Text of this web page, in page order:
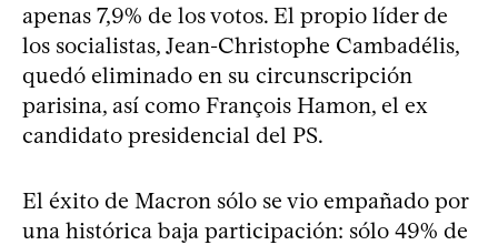
apenas 7,9% de los votos. El propio líder de
los socialistas, Jean-Christophe Cambadélis,
quedó eliminado en su circunscripción
parisina, así como François Hamon, el ex
candidato presidencial del PS.
El éxito de Macron sólo se vio empañado por
una histórica baja participación: sólo 49% de